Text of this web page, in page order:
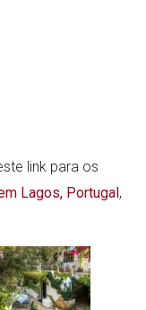
link para os
Lagos, Portugal,